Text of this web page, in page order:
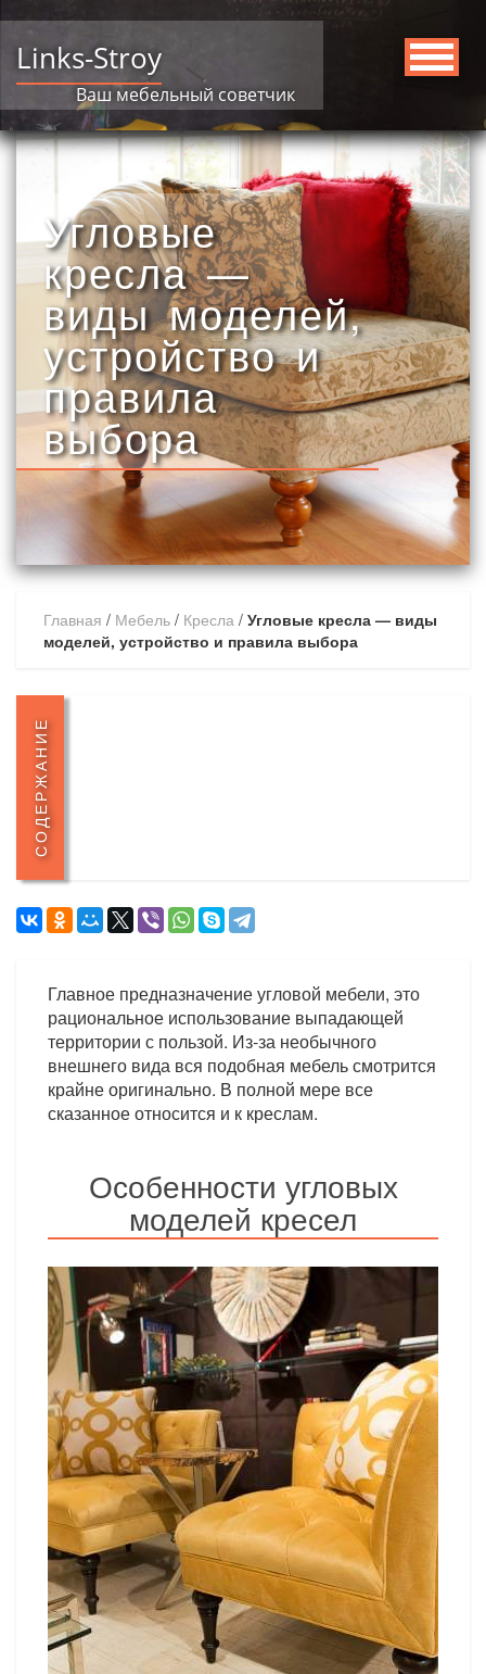
Links-Stroy
Ваш мебельный советчик
Угловые
кресла —
виды моделей,
устройство и
правила
выбора
Главная / Мебель / Кресла / Угловые кресла — виды
моделей, устройство и правила выбора
СОДЕРЖАНИЕ
Главное предназначение угловой мебели, это
рациональное использование выпадающей
территории с пользой. Из-за необычного
внешнего вида вся подобная мебель смотрится
крайне оригинально. В полной мере все
сказанное относится и к креслам.
Особенности угловых
моделей кресел